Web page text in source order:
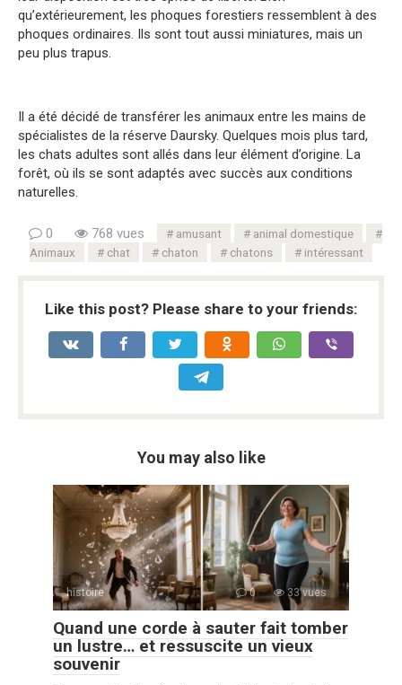
qu’extérieurement, les phoques forestiers ressemblent à des
phoques ordinaires. Ils sont tout aussi miniatures, mais un
peu plus trapus.
Il a été décidé de transférer les animaux entre les mains de
spécialistes de la réserve Daursky. Quelques mois plus tard,
les chats adultes sont allés dans leur élément d’origine. La
forêt, où ils se sont adaptés avec succès aux conditions
naturelles.
0 768 vues amusant
animal domestique
Animaux
chat chaton chatons intéressant
Like this post? Please share to your friends:
You may also like
histoire 0 33 vues
Quand une corde à sauter fait tomber
un lustre… et ressuscite un vieux
souvenir